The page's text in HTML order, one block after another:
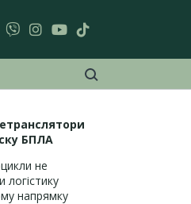
БПЛА
не
напрямку